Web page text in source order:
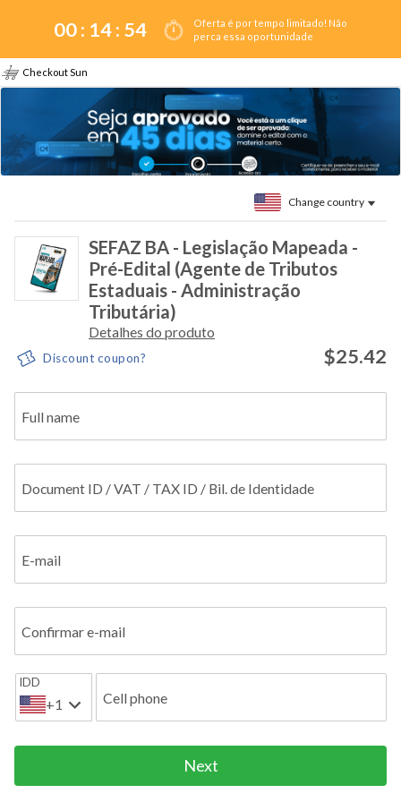
00 : 14: 54
Oferta é por tempo limitado! Não
perca essa oportunidade
Checkout Sun
Change country
SEFAZ BA - Legislação Mapeada -
Pré-Edital (Agente de Tributos
Estaduais - Administração
Tributária)
Detalhes do produto
Discount coupon? $25.42
Full name
Document ID / VAT / TAX ID / Bil. de Identidade
E-mail
Confirmar e-mail
IDD
+1 Cell phone
Next